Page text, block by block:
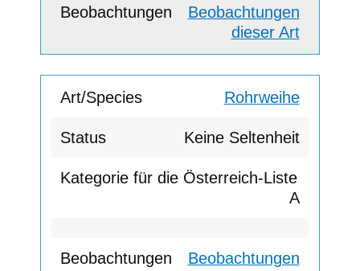
Beobachtungen
dieser Art
Rohrweihe
Keine Seltenheit
A
Beobachtungen